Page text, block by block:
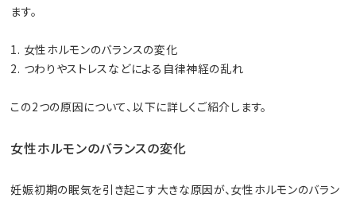
ます。
1. 女性ホルモンのバランスの変化
2. つわりやストレスなどによる自律神経の乱れ
この2つの原因について、以下に詳しくご紹介します。
女性ホルモンのバランスの変化
妊娠初期の眠気を引き起こす大きな原因が、女性ホルモンのバラン